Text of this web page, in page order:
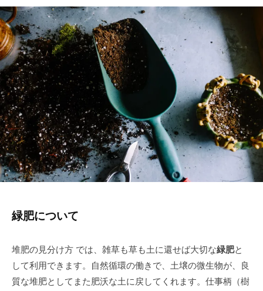
の
友
a
k
u
m
a
u
7
の
コ
メ
ン
ト
緑肥について
堆肥の見分け方 では、雑草も草も土に還せば大切な緑肥と
して利用できます。自然循環の働きで、土壌の微生物が、良
質な堆肥としてまた肥沃な土に戻してくれます。仕事柄（樹